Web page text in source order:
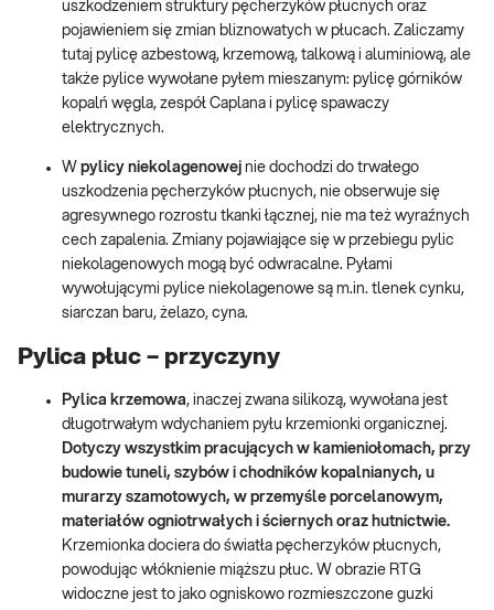
uszkodzeniem struktury pęcherzyków płucnych oraz
pojawieniem się zmian bliznowatych w płucach. Zaliczamy
tutaj pylicę azbestową, krzemową, talkową i aluminiową, ale
także pylice wywołane pyłem mieszanym: pylicę górników
kopalń węgla, zespół Caplana i pylicę spawaczy
elektrycznych.
W pylicy niekolagenowej nie dochodzi do trwałego
uszkodzenia pęcherzyków płucnych, nie obserwuje się
agresywnego rozrostu tkanki łącznej, nie ma też wyraźnych
cech zapalenia. Zmiany pojawiające się w przebiegu pylic
niekolagenowych mogą być odwracalne. Pyłami
wywołującymi pylice niekolagenowe są m.in. tlenek cynku,
siarczan baru, żelazo, cyna.
Pylica płuc – przyczyny
Pylica krzemowa, inaczej zwana silikozą, wywołana jest
długotrwałym wdychaniem pyłu krzemionki organicznej.
Dotyczy wszystkim pracujących w kamieniołomach, przy
budowie tuneli, szybów i chodników kopalnianych, u
murarzy szamotowych, w przemyśle porcelanowym,
materiałów ogniotrwałych i ściernych oraz hutnictwie.
Krzemionka dociera do światła pęcherzyków płucnych,
powodując włóknienie miąższu płuc. W obrazie RTG
widoczne jest to jako ogniskowo rozmieszczone guzki